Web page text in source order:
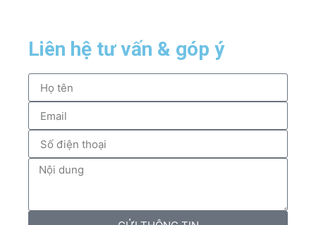
Liên hệ tư vấn & góp ý